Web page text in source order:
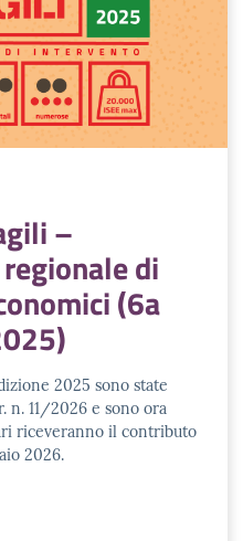
–
di
(6a
2025 sono state
n. 11/2026 e sono ora
riceveranno il contributo
2026.